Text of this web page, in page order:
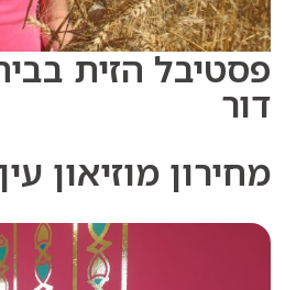
הזית בבית
מוזיאון עין דור 2020